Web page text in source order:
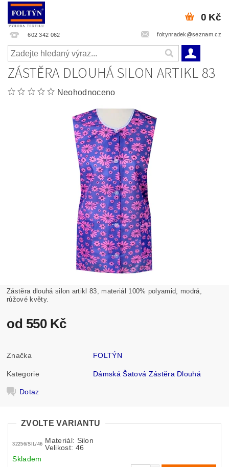
602 342 062 foltynradek@seznam.cz
0 Kč
ZÁSTĚRA DLOUHÁ SILON ARTIKL 83
Neohodnoceno
Zástěra dlouhá silon artikl 83, materiál 100% polyamid, modrá,
růžové květy.
od 550 Kč
Značka FOLTÝN
Kategorie Dámská Šatová Zástěra Dlouhá
Dotaz
ZVOLTE VARIANTU
32256/SIL/46 Materiál: Silon
Velikost: 46
Skladem